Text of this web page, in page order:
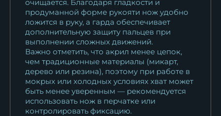
сталь Elmax...
29 189₽
Нож Финка НКВД складная,
сталь S390,...
38 808₽
Нож Финка НКВД складная
дамаск со...
15 818₽
очищается. Благодаря гладкости и
продуманной форме рукояти нож удобно
ложится в руку, а гарда обеспечивает
дополнительную защиту пальцев при
выполнении сложных движений.
Важно отметить, что акрил менее цепок,
чем традиционные материалы (микарт,
дерево или резина), поэтому при работе в
мокрых или холодных условиях хват может
быть менее уверенным — рекомендуется
использовать нож в перчатке или
контролировать фиксацию.